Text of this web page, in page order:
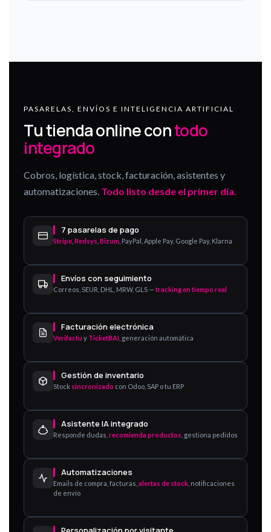
PASARELAS, ENVÍOS E INTELIGENCIA ARTIFICIAL
Tu tienda online contodo
integrado
Cobros, logística, stock, facturación, asistentes y
automatizaciones. Todo listo desde el primer día.
7 pasarelas de pago
Stripe Redsys Bizum , PayPal, Apple Pay, Google Pay, Klarna
Envíos con seguimiento
Correos, SEUR, DHL, MRW, GLS —tracking en tiempo real
Facturación electrónica
Verifactuy TicketBAI , generación automática
Gestión de inventario
Stock sincronizado con Odoo, SAP o tu ERP
Asistente IA integrado
Responde dudas, recomienda productos , gestiona pedidos
Automatizaciones
Emails de compra, facturas, alertas de stock , notificaciones
de envío